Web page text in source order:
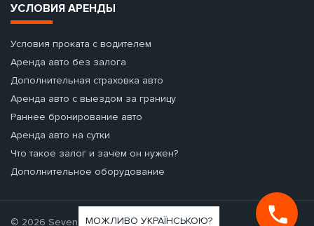
МОЖЛИВО УКРАЇНСЬКОЮ?
УСЛОВИЯ АРЕНДЫ
Условия проката с водителем
Аренда авто без залога
Дополнительная страховка авто
Аренда авто с выездом за границу
Раннее бронирование авто
Аренда авто на сутки
Что такое залог и зачем он нужен?
Дополнительное оборудование
© 2026 Seven Cars - аренда авто.